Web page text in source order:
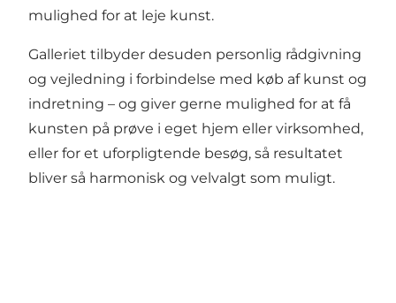
mulighed for at leje kunst.
Galleriet tilbyder desuden personlig rådgivning
og vejledning i forbindelse med køb af kunst og
indretning – og giver gerne mulighed for at få
kunsten på prøve i eget hjem eller virksomhed,
eller for et uforpligtende besøg, så resultatet
bliver så harmonisk og velvalgt som muligt.